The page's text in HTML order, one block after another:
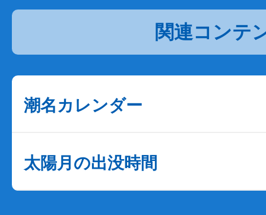
関連コンテ
潮名カレンダー
太陽月の出没時間